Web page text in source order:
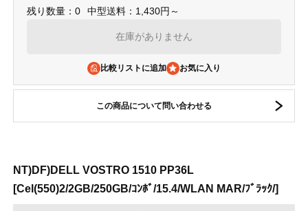
残り数量：0 中型送料：1,430円～
在庫がありません
比較リストに追加
この商品について問い合わせる
NT)DF)DELL VOSTRO 1510 PP36L
[Cel(550)2/2GB/250GB/ｺﾝﾎﾞ/15.4/WLAN MAR/ﾌﾞﾗｯｸ/]